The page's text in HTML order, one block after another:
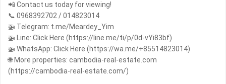
📲 Contact us today for viewing!
📞 0968392702 / 014823014
🚁 Telegram: t.me/Meardey_Yim
🚁 Line: Click Here (https://line.me/ti/p/0d-vYi83bf)
🚁 WhatsApp: Click Here (https://wa.me/+85514823014)
🌐 More properties: cambodia-real-estate.com
(https://cambodia-real-estate.com/)